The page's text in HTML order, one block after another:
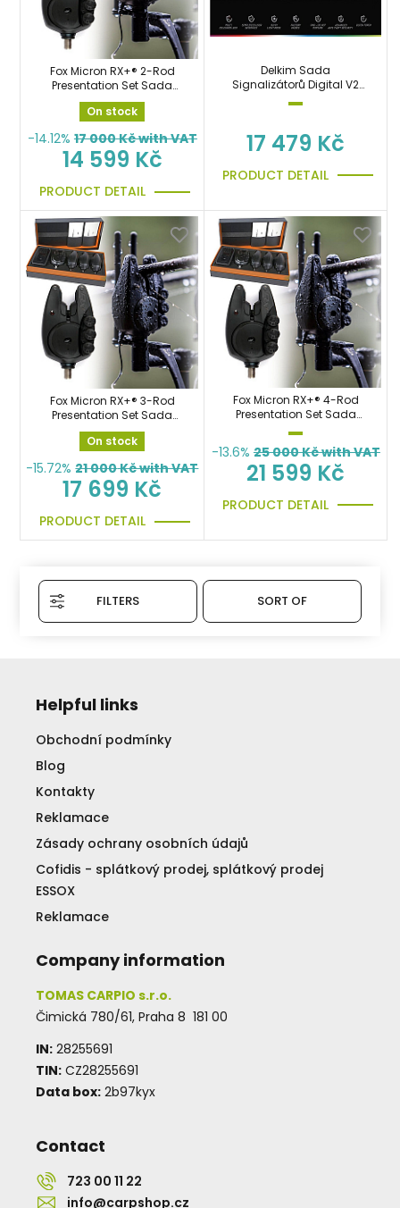
Fox Micron RX+® 2-Rod
Presentation Set Sada
hlásičů
On stock
-14.12% 17 000Kč with VAT
14 599 Kč
PRODUCT DETAIL
Delkim Sada
Signalizátorů Digital V2
Presentation Set 3+1
17 479 Kč
PRODUCT DETAIL
Fox Micron RX+® 3-Rod
Presentation Set Sada
hlásičů
On stock
-15.72% 21 000Kč with VAT
17 699 Kč
PRODUCT DETAIL
Fox Micron RX+® 4-Rod
Presentation Set Sada
hlásičů
-13.6% 25 000Kč with VAT
21 599 Kč
PRODUCT DETAIL
FILTERS SORT OF
Helpful links
Obchodní podmínky
Blog
Kontakty
Reklamace
Zásady ochrany osobních údajů
Cofidis - splátkový prodej, splátkový prodej
ESSOX
Reklamace
Company information
TOMAS CARPIO s.r.o.
Čimická 780/61, Praha 8 181 00
IN: 28255691
TIN: CZ28255691
Data box: 2b97kyx
Contact
723 00 11 22
info@carpshop.cz